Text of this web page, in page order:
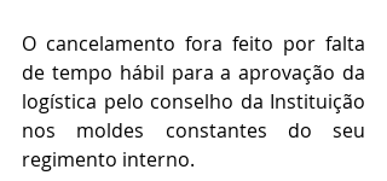
O cancelamento fora feito por falta
de tempo hábil para a aprovação da
logística pelo conselho da Instituição
nos moldes constantes do seu
regimento interno.